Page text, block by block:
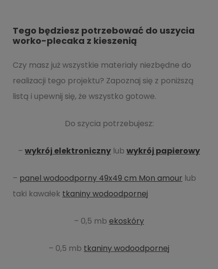
Tego będziesz potrzebować do uszycia
worko-plecaka z kieszenią
Czy masz już wszystkie materiały niezbędne do
realizacji tego projektu? Zapoznaj się z poniższą
listą i upewnij się, że wszystko gotowe.
Do szycia potrzebujesz:
– wykrój elektroniczny lub wykrój papierowy
– panel wodoodporny 49x49 cm Mon amour lub
taki kawałek tkaniny wodoodpornej
– 0,5 mb ekoskóry
– 0,5 mb tkaniny wodoodpornej